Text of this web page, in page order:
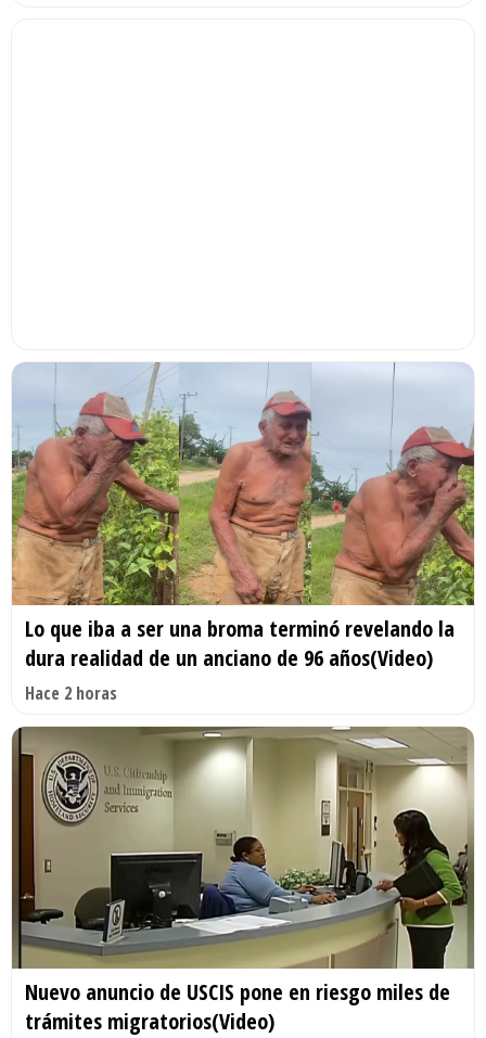
Lo que iba a ser una broma terminó revelando la
dura realidad de un anciano de 96 años(Video)
Hace 2 horas
Nuevo anuncio de USCIS pone en riesgo miles de
trámites migratorios(Video)